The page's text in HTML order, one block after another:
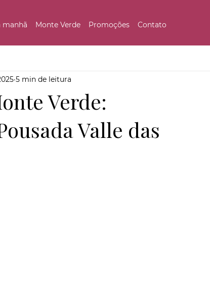
manhã Monte Verde Promoções Contato
Verde:
Valle das
5 min de leitura